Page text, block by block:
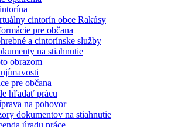
cintorín obce Rakúsy
pre občana
a cintorínske služby
na stiahnutie
obrazom
pre občana
hľadať prácu
na pohovor
dokumentov na stiahnutie
úradu práce